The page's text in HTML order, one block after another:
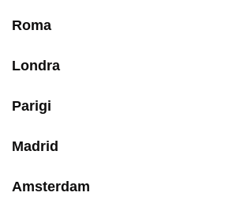
Roma
Londra
Parigi
Madrid
Amsterdam